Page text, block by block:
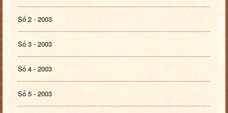
Số 2 - 2003
Số 3 - 2003
Số 4 - 2003
Số 5 - 2003